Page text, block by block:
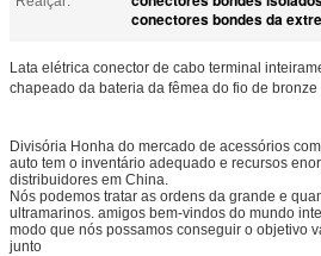
conectores bondes da
Lata elétrica conector de cabo terminal
chapeado da bateria da fêmea do fio de bronze
Divisória Honha do mercado de acessórios
auto tem o inventário adequado e recursos
distribuidores em China.
Nós podemos tratar as ordens da grande e
ultramarinos. amigos bem-vindos do mundo
modo que nós possamos conseguir o objetivo
junto